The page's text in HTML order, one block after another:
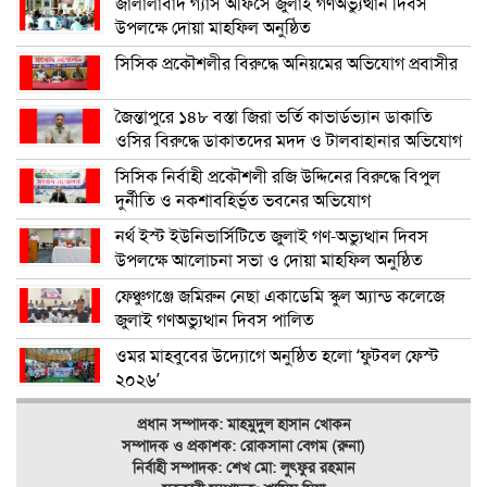
জালালাবাদ গ্যাস অফিসে জুলাই গণঅভ্যুত্থান দিবস
উপলক্ষে দোয়া মাহফিল অনুষ্ঠিত
সিসিক প্রকৌশলীর বিরুদ্ধে অনিয়মের অভিযোগ প্রবাসীর
জৈন্তাপুরে ১৪৮ বস্তা জিরা ভর্তি কাভার্ডভ্যান ডাকাতি
ওসির বিরুদ্ধে ডাকাতদের মদদ ও টালবাহানার অভিযোগ
সিসিক নির্বাহী প্রকৌশলী রজি উদ্দিনের বিরুদ্ধে বিপুল
দুর্নীতি ও নকশাবহির্ভূত ভবনের অভিযোগ
নর্থ ইস্ট ইউনিভার্সিটিতে জুলাই গণ-অভ্যুত্থান দিবস
উপলক্ষে আলোচনা সভা ও দোয়া মাহফিল অনুষ্ঠিত
ফেঞ্চুগঞ্জে জমিরুন নেছা একাডেমি স্কুল অ্যান্ড কলেজে
জুলাই গণঅভ্যুত্থান দিবস পালিত
ওমর মাহবুবের উদ্যোগে অনুষ্ঠিত হলো ‘ফুটবল ফেস্ট
২০২৬’
প্রধান সম্পাদক: মাহমুদুল হাসান খোকন
সম্পাদক ও প্রকাশক: রোকসানা বেগম (রুনা)
নির্বাহী সম্পাদক: শেখ মো: লুৎফুর রহমান